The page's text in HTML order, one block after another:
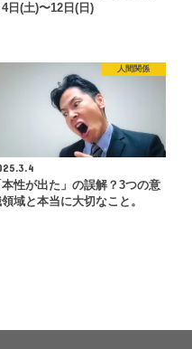
4日(土)〜12日(日)
人間関係
本性が出た」の誤解？3つの意
域と本当に大切なこと。